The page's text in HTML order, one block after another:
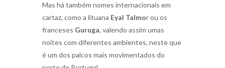
Mas há também nomes internacionais em
cartaz, como a lituana Eyal Talmor ou os
franceses Guruga, valendo assim umas
noites com diferentes ambientes, neste que
é um dos palcos mais movimentados do